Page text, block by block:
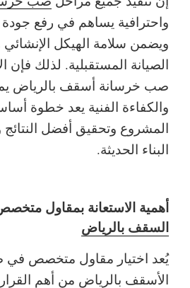
واحترافية يساهم في رفع جودة
ويضمن سلامة الهيكل الإنشائي
الصيانة المستقبلية. لذلك فإن
صب خرسانة أسقف بالرياض
والكفاءة الفنية يعد خطوة
المشروع وتحقيق أفضل النتائج
البناء الحديثة.
أهمية الاستعانة بمقاول
السقف بالرياض
يُعد اختيار مقاول متخصص
الأسقف بالرياض من أهم